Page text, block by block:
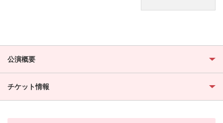
公演概要
チケット情報